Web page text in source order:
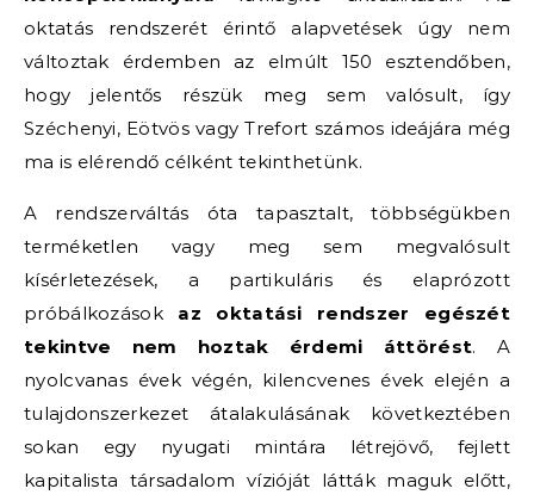
oktatás rendszerét érintő alapvetések úgy nem
változtak érdemben az elmúlt 150 esztendőben,
hogy jelentős részük meg sem valósult, így
Széchenyi, Eötvös vagy Trefort számos ideájára még
ma is elérendő célként tekinthetünk.
A rendszerváltás óta tapasztalt, többségükben
terméketlen vagy meg sem megvalósult
kísérletezések, a partikuláris és elaprózott
próbálkozások az oktatási rendszer egészét
tekintve nem hoztak érdemi áttörést. A
nyolcvanas évek végén, kilencvenes évek elején a
tulajdonszerkezet átalakulásának következtében
sokan egy nyugati mintára létrejövő, fejlett
kapitalista társadalom vízióját látták maguk előtt,